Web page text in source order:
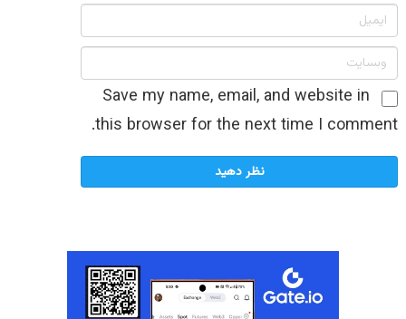
Save my name, email, and website in
this browser for the next time I comment.